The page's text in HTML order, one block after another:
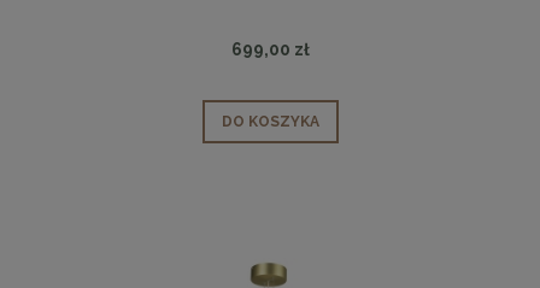
699,00 zł
DO KOSZYKA